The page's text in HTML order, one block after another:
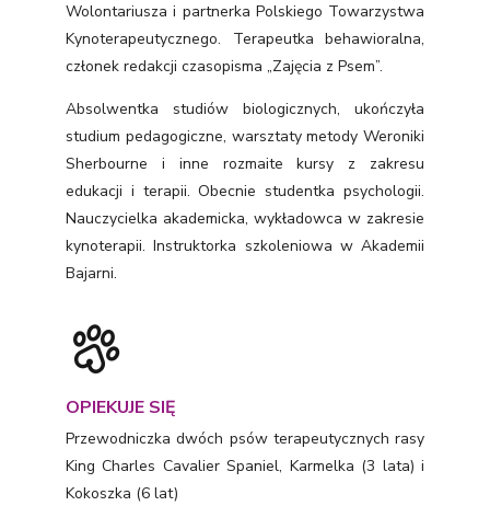
Wolontariusza i partnerka Polskiego Towarzystwa
Kynoterapeutycznego. Terapeutka behawioralna,
członek redakcji czasopisma „Zajęcia z Psem”.
Absolwentka studiów biologicznych, ukończyła
studium pedagogiczne, warsztaty metody Weroniki
Sherbourne i inne rozmaite kursy z zakresu
edukacji i terapii. Obecnie studentka psychologii.
Nauczycielka akademicka, wykładowca w zakresie
kynoterapii. Instruktorka szkoleniowa w Akademii
Bajarni.
OPIEKUJE SIĘ
Przewodniczka dwóch psów terapeutycznych rasy
King Charles Cavalier Spaniel, Karmelka (3 lata) i
Kokoszka (6 lat)